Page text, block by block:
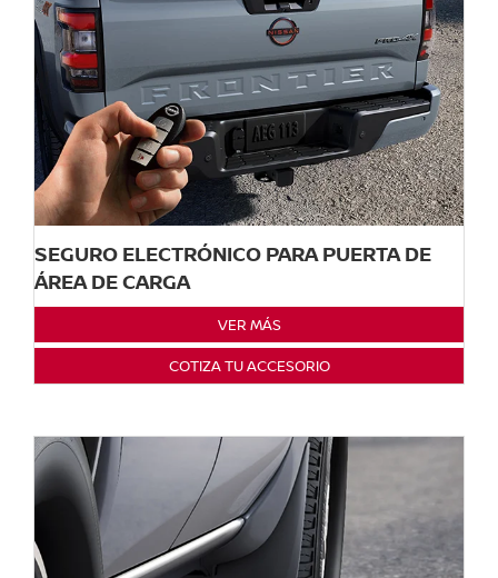
SEGURO ELECTRÓNICO PARA PUERTA DE
ÁREA DE CARGA
VER MÁS
COTIZA TU ACCESORIO